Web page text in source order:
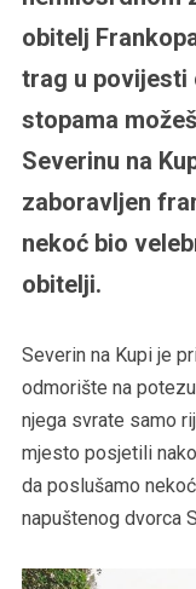
obitelj
trag u povijesti
stopama
Severinu na
zaboravljen
nekoć bio
obitelji.
Severin na Kupi je
odmorište na
njega svrate samo
mjesto posjetili
da poslušamo
napuštenog dvorca